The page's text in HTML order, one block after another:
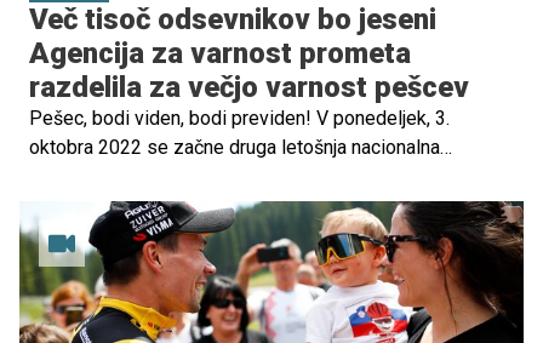
Več tisoč odsevnikov bo jeseni
Agencija za varnost prometa
razdelila za večjo varnost pešcev
Pešec, bodi viden, bodi previden! V ponedeljek, 3.
oktobra 2022 se začne druga letošnja nacionalna
bodi previden. Akcijo izvajata Agencija za varnost
prometa in Policija. Opozoriti želita na varnost pešcev, ki
so med najbolj izpostavljenimi in ogroženimi udeleženci
v prometu, s poudarkom na varnosti otrok in starejših.
Letos je do sredine septembra umrlo 8 pešcev, 4 v